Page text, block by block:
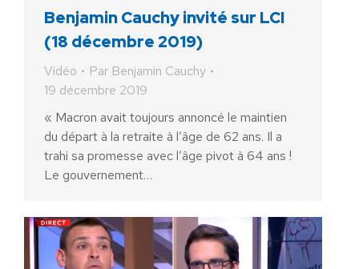
Benjamin Cauchy invité sur LCI
(18 décembre 2019)
Vidéo Par Benjamin Cauchy
19 décembre 2019
« Macron avait toujours annoncé le maintien
du départ à la retraite à l’âge de 62 ans. Il a
trahi sa promesse avec l’âge pivot à 64 ans !
Le gouvernement…